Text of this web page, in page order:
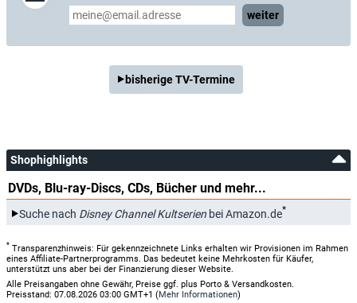
weiter
bisherige TV-Termine
Shophighlights
DVDs, Blu-ray-Discs, CDs, Bücher und mehr...
Suche nach Disney Channel Kultserien bei Amazon.de*
* Transparenzhinweis: Für gekennzeichnete Links erhalten wir Provisionen im Rahmen
eines Affiliate-Partnerprogramms. Das bedeutet keine Mehrkosten für Käufer,
unterstützt uns aber bei der Finanzierung dieser Website.
Alle Preisangaben ohne Gewähr, Preise ggf. plus Porto & Versandkosten.
Preisstand: 07.08.2026 03:00 GMT+1 (Mehr Informationen)